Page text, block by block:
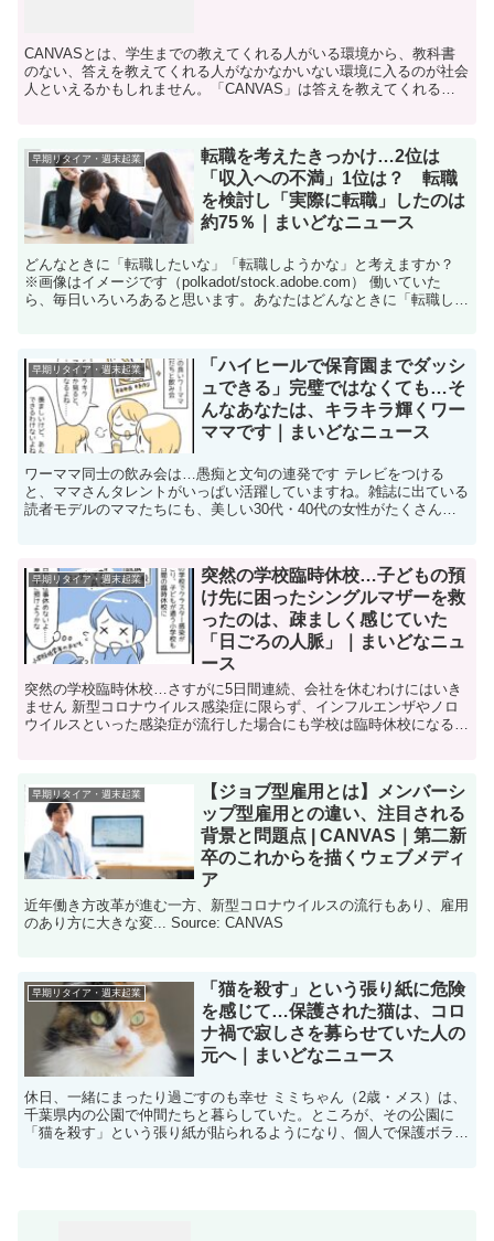
CANVASとは、学生までの教えてくれる人がいる環境から、教科書
のない、答えを教えてくれる人がなかなかいない環境に入るのが社会
人といえるかもしれません。「CANVAS」は答えを教えてくれる先
早期リタイア・週末起業
転職を考えたきっかけ…2位は
「収入への不満」1位は？ 転職
を検討し「実際に転職」したのは
約75％｜まいどなニュース
どんなときに「転職したいな」「転職しようかな」と考えますか？
※画像はイメージです（polkadot/stock.adobe.com） 働いていた
ら、毎日いろいろあると思います。あなたはどんなときに「転職した
早期リタイア・週末起業
「ハイヒールで保育園までダッシ
ュできる」完璧ではなくても…そ
んなあなたは、キラキラ輝くワー
ママです｜まいどなニュース
ワーママ同士の飲み会は…愚痴と文句の連発です テレビをつける
と、ママさんタレントがいっぱい活躍していますね。雑誌に出ている
読者モデルのママたちにも、美しい30代・40代の女性がたくさんい
早期リタイア・週末起業
突然の学校臨時休校…子どもの預
け先に困ったシングルマザーを救
ったのは、疎ましく感じていた
「日ごろの人脈」｜まいどなニュ
ース
突然の学校臨時休校…さすがに5日間連続、会社を休むわけにはいき
ません 新型コロナウイルス感染症に限らず、インフルエンザやノロ
ウイルスといった感染症が流行した場合にも学校は臨時休校になるこ
早期リタイア・週末起業
【ジョブ型雇用とは】メンバーシ
ップ型雇用との違い、注目される
背景と問題点 | CANVAS｜第二新
卒のこれからを描くウェブメディ
ア
近年働き方改革が進む一方、新型コロナウイルスの流行もあり、雇用
のあり方に大きな変... Source: CANVAS
早期リタイア・週末起業
「猫を殺す」という張り紙に危険
を感じて…保護された猫は、コロ
ナ禍で寂しさを募らせていた人の
元へ｜まいどなニュース
休日、一緒にまったり過ごすのも幸せ ミミちゃん（2歳・メス）は、
千葉県内の公園で仲間たちと暮らしていた。ところが、その公園に
「猫を殺す」という張り紙が貼られるようになり、個人で保護ボラン